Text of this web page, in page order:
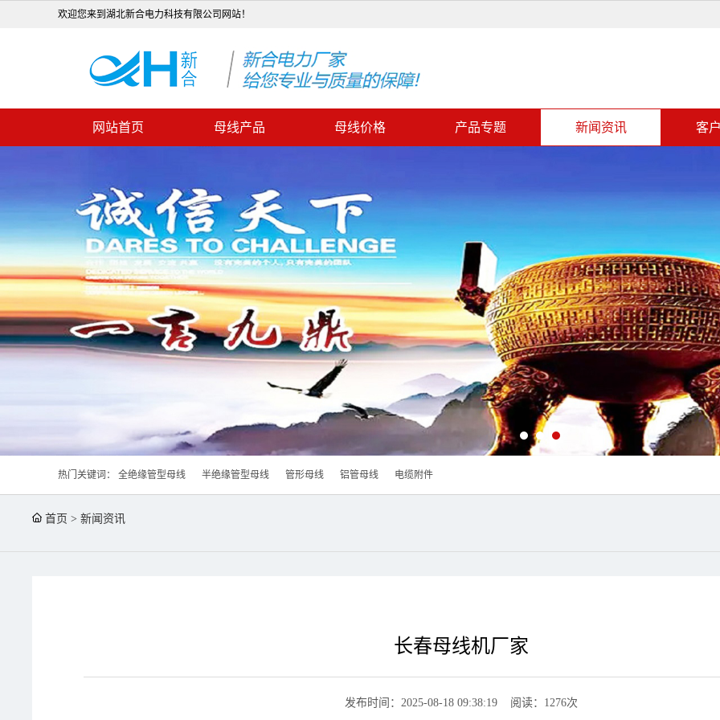
欢迎您来到湖北新合电力科技有限公司网站！
网站首页 母线产品 母线价格 产品专题 新闻资讯 客
热门关键词： 全绝缘管型母线 半绝缘管型母线 管形母线 铝管母线 电缆附件
首页 >新闻资讯
长春母线机厂家
发布时间：2025-08-18 09:38:19 阅读：1276次